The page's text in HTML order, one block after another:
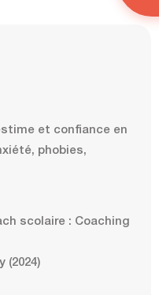
et confiance en
phobies,
scolaire : Coaching
(2024)